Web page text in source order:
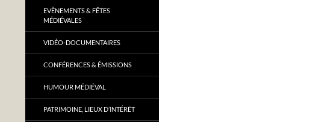
EVÈNEMENTS & FÊTES
MÉDIÉVALES
VIDÉO-DOCUMENTAIRES
CONFÉRENCES & ÉMISSIONS
HUMOUR MÉDIÉVAL
PATRIMOINE, LIEUX D’INTÉRÊT